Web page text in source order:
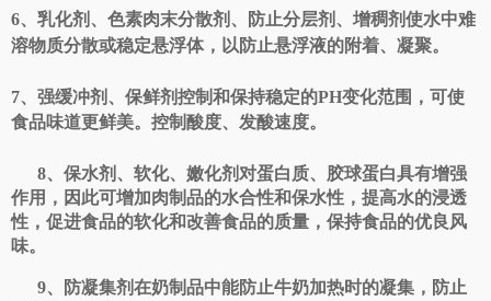
6、乳化剂、色素肉末分散剂、防止分层剂、增稠剂使水中难
溶物质分散或稳定悬浮体，以防止悬浮液的附着、凝聚。
7、强缓冲剂、保鲜剂控制和保持稳定的PH变化范围，可使
食品味道更鲜美。控制酸度、发酸速度。
8、保水剂、软化、嫩化剂对蛋白质、胶球蛋白具有增强
作用，因此可增加肉制品的水合性和保水性，提高水的浸透
性，促进食品的软化和改善食品的质量，保持食品的优良风
味。
9、防凝集剂在奶制品中能防止牛奶加热时的凝集，防止